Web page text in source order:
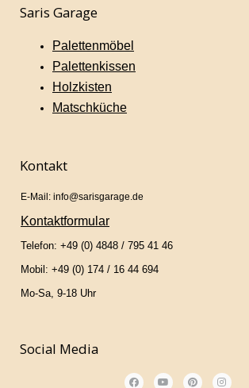
Saris Garage
Palettenmöbel
Palettenkissen
Holzkisten
Matschküche
Kontakt
E-Mail: info@sarisgarage.de
Kontaktformular
Telefon: +49 (0) 4848 / 795 41 46
Mobil: +49 (0) 174 / 16 44 694
Mo-Sa, 9-18 Uhr
Social Media